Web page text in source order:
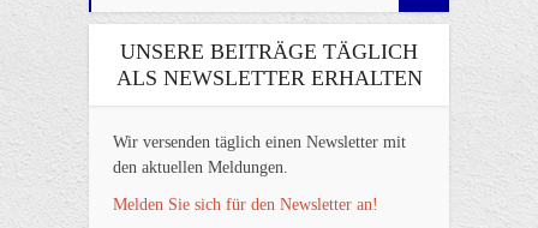
UNSERE BEITRÄGE TÄGLICH
ALS NEWSLETTER ERHALTEN
Wir versenden täglich einen Newsletter mit
den aktuellen Meldungen.
Melden Sie sich für den Newsletter an!